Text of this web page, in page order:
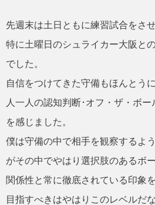
先週末は土日ともに練習試合をさ
特に土曜日のシュライカー大阪と
でした。
自信をつけてきた守備もほんとう
人一人の認知判断･オフ・ザ・ボ
を感じました。
僕は守備の中で相手を観察するよ
がその中でやはり選択肢のあるボ
関係性と常に徹底されている印象
目指すべきはやはりこのレベルだ